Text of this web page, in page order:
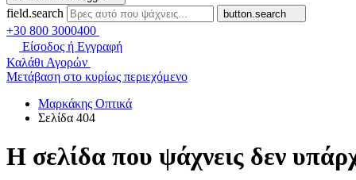
field.search button.search
+30 800 3000400
Είσοδος ή Εγγραφή
Καλάθι Αγορών
Μετάβαση στο κυρίως περιεχόμενο
Μαρκάκης Οπτικά
Σελίδα 404
Η σελίδα που ψάχνεις δεν